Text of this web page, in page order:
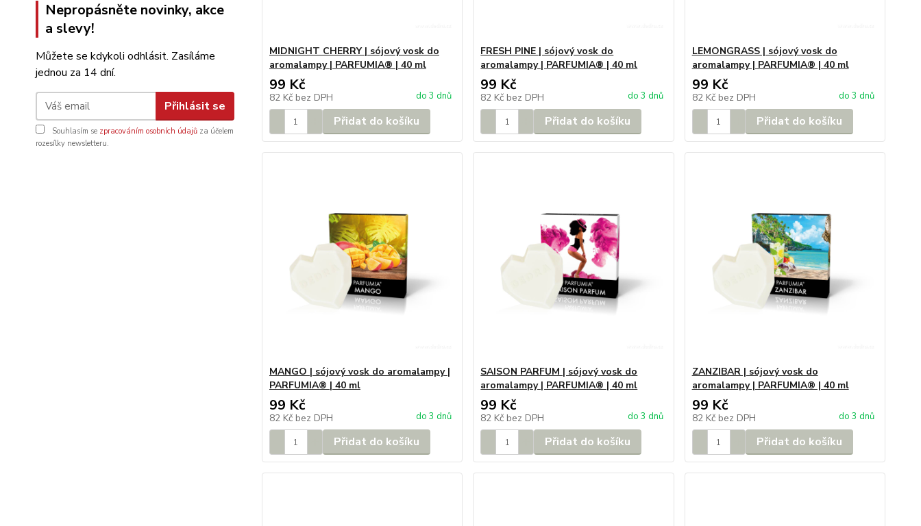
Nepropásněte novinky, akce
a slevy!
Můžete se kdykoli odhlásit. Zasíláme
jednou za 14 dní.
Přihlásit se
Souhlasím se zpracováním osobních údajů za účelem
rozesílky newsletteru.
MIDNIGHT CHERRY | sójový vosk do
aromalampy | PARFUMIA® | 40 ml
99 Kč
82 Kč bez DPH do 3 dnů
Přidat do košíku
FRESH PINE | sójový vosk do
aromalampy | PARFUMIA® | 40 ml
99 Kč
82 Kč bez DPH do 3 dnů
Přidat do košíku
LEMONGRASS | sójový vosk do
aromalampy | PARFUMIA® | 40 ml
99 Kč
82 Kč bez DPH do 3 dnů
Přidat do košíku
MANGO | sójový vosk do aromalampy |
PARFUMIA® | 40 ml
99 Kč
82 Kč bez DPH do 3 dnů
Přidat do košíku
SAISON PARFUM | sójový vosk do
aromalampy | PARFUMIA® | 40 ml
99 Kč
82 Kč bez DPH do 3 dnů
Přidat do košíku
ZANZIBAR | sójový vosk do
aromalampy | PARFUMIA® | 40 ml
99 Kč
82 Kč bez DPH do 3 dnů
Přidat do košíku